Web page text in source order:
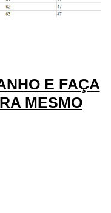
E FAÇA
MESMO